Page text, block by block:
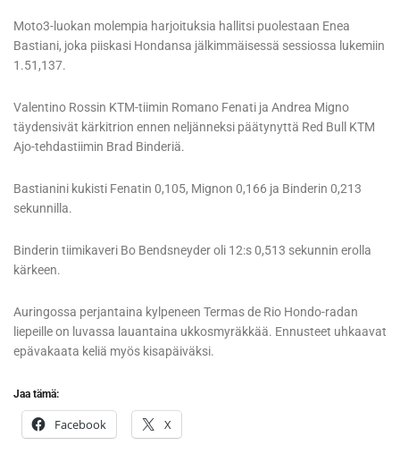
Moto3-luokan molempia harjoituksia hallitsi puolestaan Enea
Bastiani, joka piiskasi Hondansa jälkimmäisessä sessiossa lukemiin
1.51,137.
Valentino Rossin KTM-tiimin Romano Fenati ja Andrea Migno
täydensivät kärkitrion ennen neljänneksi päätynyttä Red Bull KTM
Ajo-tehdastiimin Brad Binderiä.
Bastianini kukisti Fenatin 0,105, Mignon 0,166 ja Binderin 0,213
sekunnilla.
Binderin tiimikaveri Bo Bendsneyder oli 12:s 0,513 sekunnin erolla
kärkeen.
Auringossa perjantaina kylpeneen Termas de Rio Hondo-radan
liepeille on luvassa lauantaina ukkosmyräkkää. Ennusteet uhkaavat
epävakaata keliä myös kisapäiväksi.
Jaa tämä:
Facebook X